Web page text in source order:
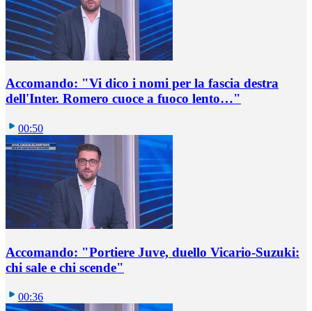
Accomando: "Vi dico i nomi per la fascia destra
dell'Inter. Romero cuoce a fuoco lento…"
00:50
Accomando: "Portiere Juve, duello Vicario-Suzuki:
chi sale e chi scende"
00:36